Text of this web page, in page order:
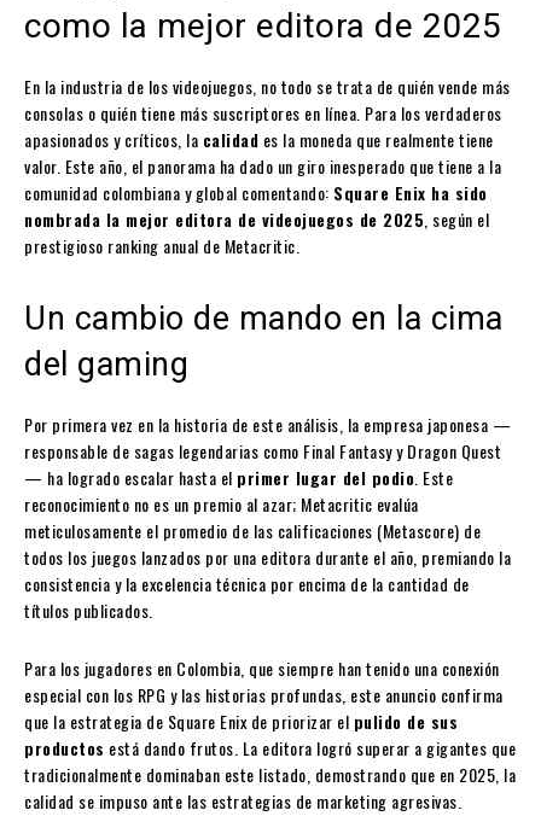
como la mejor editora de 2025
En la industria de los videojuegos, no todo se trata de quién vende más
consolas o quién tiene más suscriptores en línea. Para los verdaderos
apasionados y críticos, la calidad es la moneda que realmente tiene
valor. Este año, el panorama ha dado un giro inesperado que tiene a la
comunidad colombiana y global comentando: Square Enix ha sido
nombrada la mejor editora de videojuegos de 2025 , según el
prestigioso ranking anual de Metacritic.
Un cambio de mando en la cima
del gaming
Por primera vez en la historia de este análisis, la empresa japonesa —
responsable de sagas legendarias como Final Fantasy y Dragon Quest
— ha logrado escalar hasta el primer lugar del podio . Este
reconocimiento no es un premio al azar; Metacritic evalúa
meticulosamente el promedio de las calificaciones (Metascore) de
todos los juegos lanzados por una editora durante el año, premiando la
consistencia y la excelencia técnica por encima de la cantidad de
títulos publicados.
Para los jugadores en Colombia, que siempre han tenido una conexión
especial con los RPG y las historias profundas, este anuncio confirma
que la estrategia de Square Enix de priorizar el pulido de sus
productos está dando frutos. La editora logró superar a gigantes que
tradicionalmente dominaban este listado, demostrando que en 2025, la
calidad se impuso ante las estrategias de marketing agresivas.